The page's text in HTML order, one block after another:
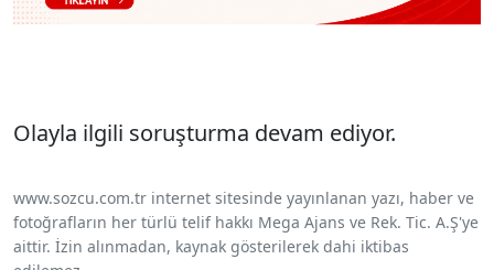
Olayla ilgili soruşturma devam ediyor.
www.sozcu.com.tr internet sitesinde yayınlanan yazı, haber ve
fotoğrafların her türlü telif hakkı Mega Ajans ve Rek. Tic. A.Ş'ye
aittir. İzin alınmadan, kaynak gösterilerek dahi iktibas